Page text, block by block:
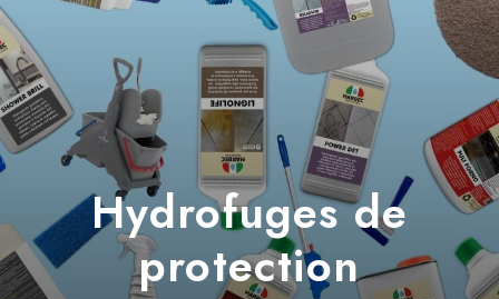
Hydrofuges de
protection